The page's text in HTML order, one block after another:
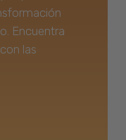
Encuentra
las